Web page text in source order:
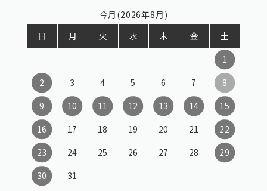
今月(2026年8月)
日
月 火 水 木 金
土
1
2
3 4 5 6 7
8
9
10 11 12 13 14
15
16
17 18 19 20 21
22
23
24 25 26 27 28
29
30
31